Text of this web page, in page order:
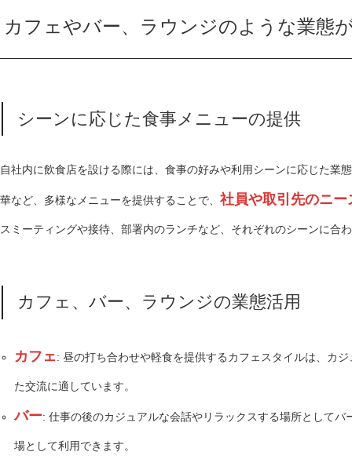
カフェやバー、ラウンジのような業態
シーンに応じた食事メニューの提供
自社内に飲食店を設ける際には、食事の好みや利用シーンに応じた業
華など、多様なメニューを提供することで、 社員や取引先のニ
スミーティングや接待、部署内のランチなど、それぞれのシーンに合
カフェ、バー、ラウンジの業態活用
カフェ: 昼の打ち合わせや軽食を提供するカフェスタイルは、カ
た交流に適しています。
バー: 仕事の後のカジュアルな会話やリラックスする場所として
場として利用できます。